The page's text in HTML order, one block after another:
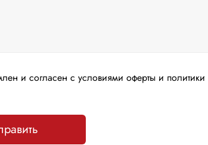
и согласен с условиями оферты и политики